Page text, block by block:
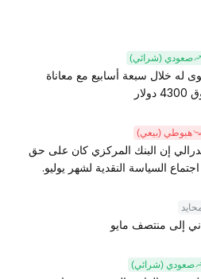
صعودي (شرائي)
له خلال سبعة أسابيع مع معاناة
هبوطي (بيعي)
إن البنك المركزي كان على حق
السياسة النقدية لشهر يوليو.
إلى منتصف مايو
صعودي (شرائي)